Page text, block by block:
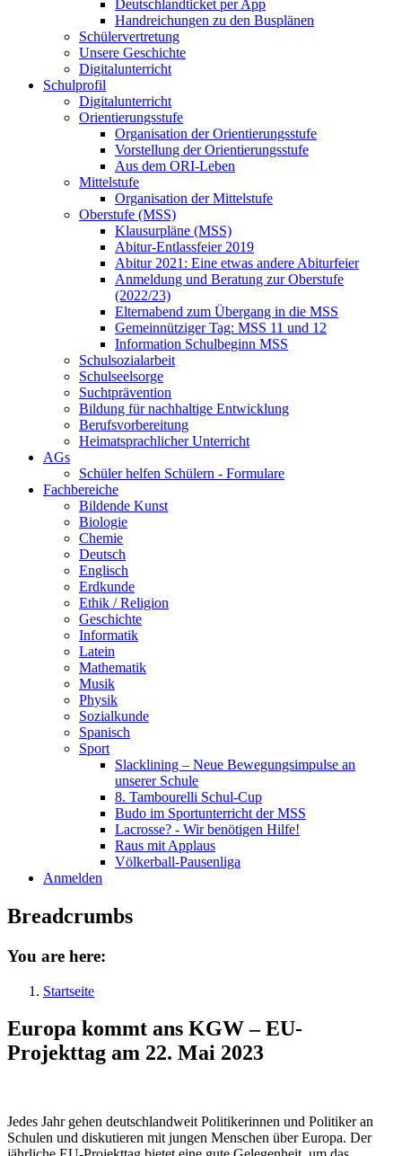
Deutschlandticket per App
Handreichungen zu den Busplänen
Schülervertretung
Unsere Geschichte
Digitalunterricht
Schulprofil
Digitalunterricht
Orientierungsstufe
Organisation der Orientierungsstufe
Vorstellung der Orientierungsstufe
Aus dem ORI-Leben
Mittelstufe
Organisation der Mittelstufe
Oberstufe (MSS)
Klausurpläne (MSS)
Abitur-Entlassfeier 2019
Abitur 2021: Eine etwas andere Abiturfeier
Anmeldung und Beratung zur Oberstufe
(2022/23)
Elternabend zum Übergang in die MSS
Gemeinnütziger Tag: MSS 11 und 12
Information Schulbeginn MSS
Schulsozialarbeit
Schulseelsorge
Suchtprävention
Bildung für nachhaltige Entwicklung
Berufsvorbereitung
Heimatsprachlicher Unterricht
AGs
Schüler helfen Schülern - Formulare
Fachbereiche
Bildende Kunst
Biologie
Chemie
Deutsch
Englisch
Erdkunde
Ethik / Religion
Geschichte
Informatik
Latein
Mathematik
Musik
Physik
Sozialkunde
Spanisch
Sport
Slacklining – Neue Bewegungsimpulse an
unserer Schule
8. Tambourelli Schul-Cup
Budo im Sportunterricht der MSS
Lacrosse? - Wir benötigen Hilfe!
Raus mit Applaus
Völkerball-Pausenliga
Anmelden
Breadcrumbs
You are here:
Startseite
Europa kommt ans KGW – EU-
Projekttag am 22. Mai 2023
Jedes Jahr gehen deutschlandweit Politikerinnen und Politiker an
Schulen und diskutieren mit jungen Menschen über Europa. Der